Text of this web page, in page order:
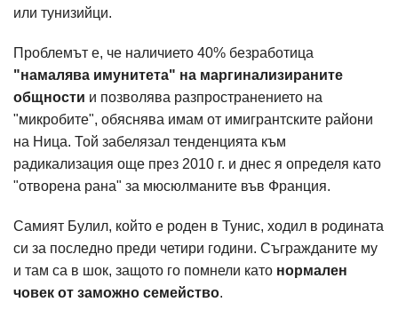
или тунизийци.
Проблемът е, че наличието 40% безработица
"намалява имунитета" на маргинализираните
общности и позволява разпространението на
"микробите", обяснява имам от имигрантските райони
на Ница. Той забелязал тенденцията към
радикализация още през 2010 г. и днес я определя като
"отворена рана" за мюсюлманите във Франция.
Самият Булил, който е роден в Тунис, ходил в родината
си за последно преди четири години. Съгражданите му
и там са в шок, защото го помнели като нормален
човек от заможно семейство.